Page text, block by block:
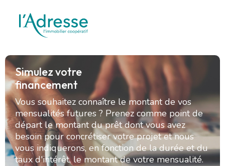
Simulez votre
financement
Vous souhaitez connaître le montant de vos
mensualités futures ? Prenez comme point de
départ le montant du prêt dont vous avez
besoin pour concrétiser votre projet et nous
vous indiquerons, en fonction de la durée et du
taux d'intérêt, le montant de votre mensualité.